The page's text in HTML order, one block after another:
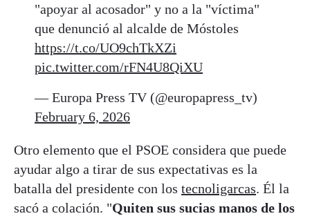
"apoyar al acosador" y no a la "víctima"
que denunció al alcalde de Móstoles
https://t.co/UO9chTkXZi
pic.twitter.com/rFN4U8QiXU
— Europa Press TV (@europapress_tv)
February 6, 2026
Otro elemento que el PSOE considera que puede
ayudar algo a tirar de sus expectativas es la
batalla del presidente con los tecnoligarcas. Él la
sacó a colación. "Quiten sus sucias manos de los